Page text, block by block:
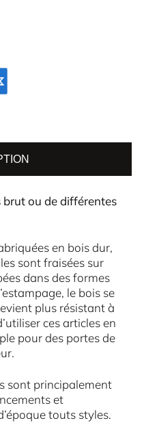
ou de différentes
en bois dur,
sont fraisées sur
dans des formes
le bois se
plus résistant à
ces articles en
pour des portes de
sont principalement
et
touts styles.